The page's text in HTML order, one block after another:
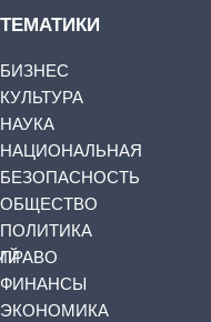
ТЕМАТИКИ
БИЗНЕС
КУЛЬТУРА
НАУКА
НАЦИОНАЛЬНАЯ
БЕЗОПАСНОСТЬ
ОБЩЕСТВО
ПОЛИТИКА
ПРАВО
ФИНАНСЫ
ЭКОНОМИКА